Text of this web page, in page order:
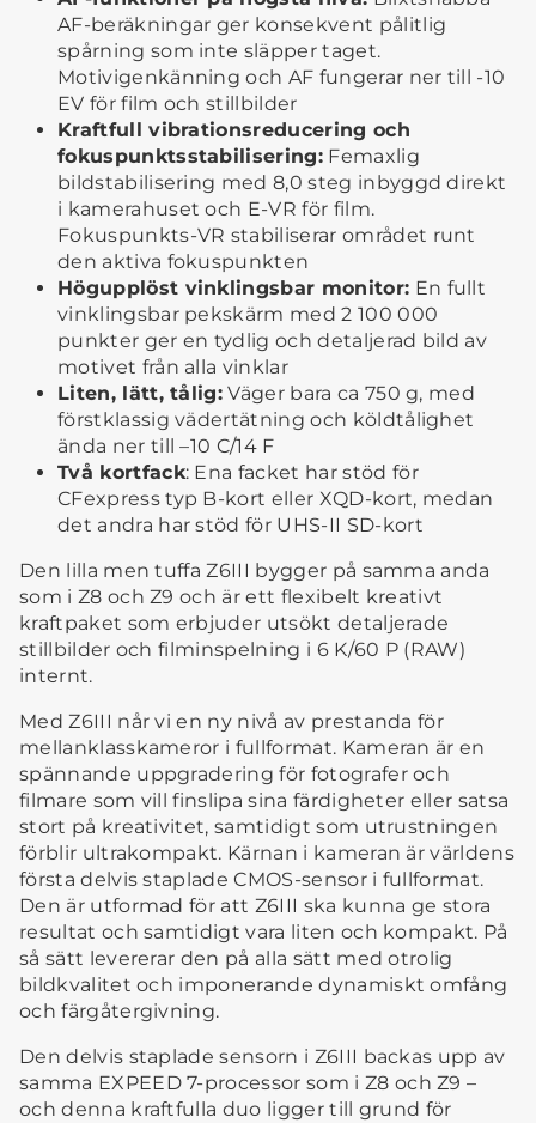
AF-beräkningar ger konsekvent pålitlig
spårning som inte släpper taget.
Motivigenkänning och AF fungerar ner till -10
EV för film och stillbilder
Kraftfull vibrationsreducering och
fokuspunktsstabilisering: Femaxlig
bildstabilisering med 8,0 steg inbyggd direkt
i kamerahuset och E-VR för film.
Fokuspunkts-VR stabiliserar området runt
den aktiva fokuspunkten
Högupplöst vinklingsbar monitor: En fullt
vinklingsbar pekskärm med 2 100 000
punkter ger en tydlig och detaljerad bild av
motivet från alla vinklar
Liten, lätt, tålig: Väger bara ca 750 g, med
förstklassig vädertätning och köldtålighet
ända ner till –10 C/14 F
Två kortfack: Ena facket har stöd för
CFexpress typ B-kort eller XQD-kort, medan
det andra har stöd för UHS-II SD-kort
Den lilla men tuffa Z6III bygger på samma anda
som i Z8 och Z9 och är ett flexibelt kreativt
kraftpaket som erbjuder utsökt detaljerade
stillbilder och filminspelning i 6 K/60 P (RAW)
internt.
Med Z6III når vi en ny nivå av prestanda för
mellanklasskameror i fullformat. Kameran är en
spännande uppgradering för fotografer och
filmare som vill finslipa sina färdigheter eller satsa
stort på kreativitet, samtidigt som utrustningen
förblir ultrakompakt. Kärnan i kameran är världens
första delvis staplade CMOS-sensor i fullformat.
Den är utformad för att Z6III ska kunna ge stora
resultat och samtidigt vara liten och kompakt. På
så sätt levererar den på alla sätt med otrolig
bildkvalitet och imponerande dynamiskt omfång
och färgåtergivning.
Den delvis staplade sensorn i Z6III backas upp av
samma EXPEED 7-processor som i Z8 och Z9 –
och denna kraftfulla duo ligger till grund för